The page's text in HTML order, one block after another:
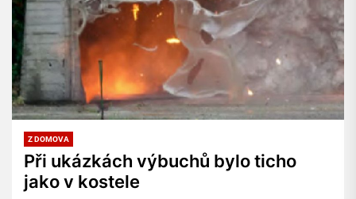
Z DOMOVA
Při ukázkách výbuchů bylo ticho
jako v kostele